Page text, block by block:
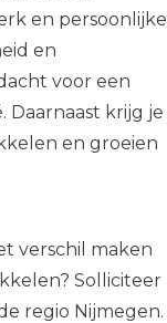
en persoonlijke
en
voor een
Daarnaast krijg je
en groeien
verschil maken
Solliciteer
regio Nijmegen.